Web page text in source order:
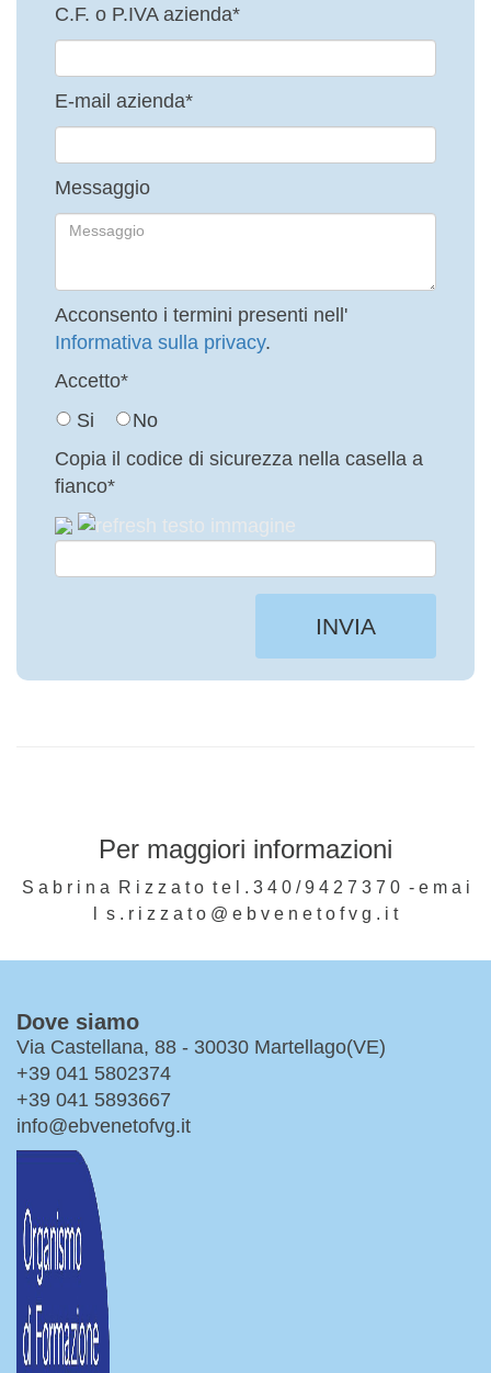
C.F. o P.IVA azienda*
E-mail azienda*
Messaggio
Acconsento i termini presenti nell'
Informativa sulla privacy.
Accetto*
Si
No
Copia il codice di sicurezza nella casella a
fianco*
INVIA
Per maggiori informazioni
S a b r i n a R i z z a t o t e l . 3 4 0 / 9 4 2 7 3 7 0 - e m a i
l s . r i z z a t o @ e b v e n e t o f v g . i t
Dove siamo
Via Castellana, 88 - 30030 Martellago(VE)
+39 041 5802374
+39 041 5893667
info@ebvenetofvg.it